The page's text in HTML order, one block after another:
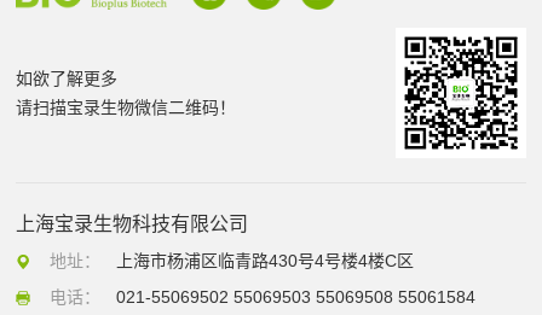
如欲了解更多
请扫描宝录生物微信二维码！
上海宝录生物科技有限公司
地址：
上海市杨浦区临青路430号4号楼4楼C区
电话：
021-55069502 55069503 55069508 55061584